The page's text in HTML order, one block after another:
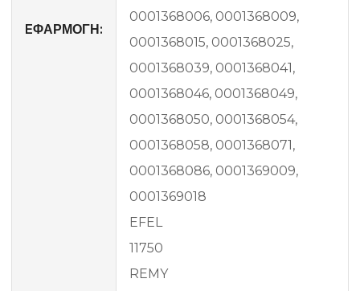
EΦΑΡΜΟΓΗ:
0001368006, 0001368009,
0001368015, 0001368025,
0001368039, 0001368041,
0001368046, 0001368049,
0001368050, 0001368054,
0001368058, 0001368071,
0001368086, 0001369009,
0001369018
EFEL
11750
REMY